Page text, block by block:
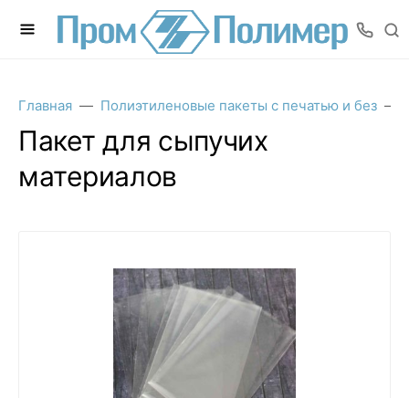
Главная Полиэтиленовые пакеты с печатью и без
Пакет для сыпучих
материалов